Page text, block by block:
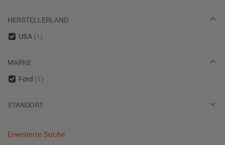
HERSTELLERLAND
USA (1)
MARKE
Ford (1)
STANDORT
Erweiterte Suche